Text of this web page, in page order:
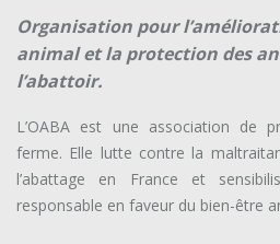
Organisation pour
animal et la protection des
l’abattoir.
L’OABA est une association de
ferme. Elle lutte contre la
l’abattage en France et
responsable en faveur du bien-être